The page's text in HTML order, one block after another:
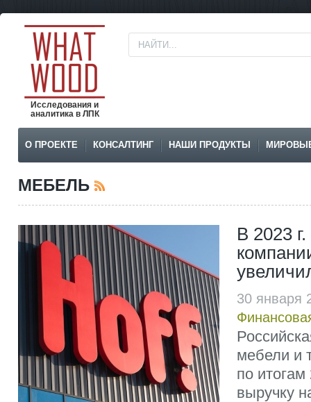
Исследования и
аналитика в ЛПК
О ПРОЕКТЕ КОНСАЛТИНГ НАШИ ПРОДУКТЫ
МЕБЕЛЬ
В 2023
30
мебели и
по итогам
выручку